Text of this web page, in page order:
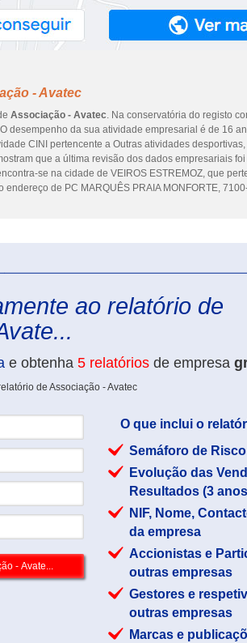
- Avatec
Associação - Avatec. Na conservatória do registo
desempenho da sua atividade empresarial é de 16
CINI pertencente a Outras atividades desportivas,
que a última revisão dos dados empresariais
se na cidade de VEIROS ESTREMOZ, que
endereço de PC MARQUÊS PRAIA MONFORTE,
ao relatório de
e obtenha 5 relatórios de empresa
de Associação - Avatec
O que inclui o
Semáforo de
Evolução das
Resultados (3
NIF, Nome,
da empresa
Accionistas e
outras empresas
Gestores e
outras empresas
Marcas e